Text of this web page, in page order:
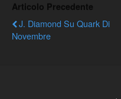
Articolo Precedente
J. Diamond Su Quark Di
Novembre